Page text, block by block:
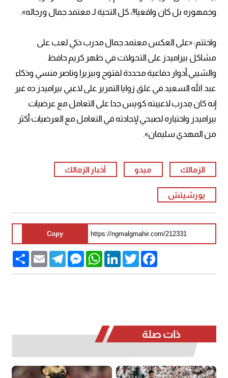
وجمهوره بل كان واقعيا!!، كل التحية لـ معتمد جمال ورجاله».
واختتم: «على العكس معتمد جمال مدرب ذكي لعب على
مشاكل بيراميدز على التحولات في ظهر كريم حافظ
والشيبي.أدوار دفاعية محددة لفتوح وبيزيرا وناصر منسي وذكاء
عبد الله السعيد في غلق زوايا التمرير على لاعبي بيراميدز ده غير
إنه كان مِدرب لاعيبته كويس جدا على التعامل مع عرضيات
بيراميدز واختياره لصبحي لإجادته في التعامل مع العرضيات أكثر
من المهدي سليمان».
الزمالك ميدو أخبار الزمالك
يورشيتش
Copy
Share Email
TelegramMessengerWhatsAppLinkedInTwitter
Facebook
ذات صلة